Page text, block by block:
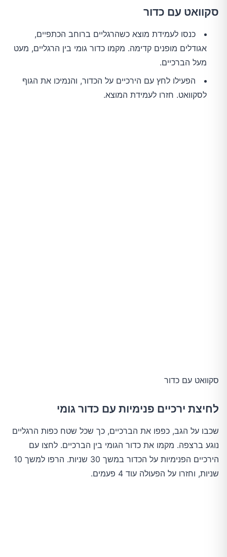
סקוואט עם כדור
כנסו לעמידת מוצא כשהרגליים ברוחב הכתפיים,
אגודלים מופנים קדימה. מקמו כדור גומי בין הרגליים, מעט
מעל הברכיים.
הפעילו לחץ עם הירכיים על הכדור, והנמיכו את הגוף
לסקוואט. חזרו לעמידת המוצא.
סקוואט עם כדור
לחיצת ירכיים פנימיות עם כדור גומי
שכבו על הגב, כפפו את הברכיים, כך שכל שטח כפות הרגליים
נוגע ברצפה. מקמו את כדור הגומי בין הברכיים. לחצו עם
הירכיים הפנימיות על הכדור במשך 30 שניות. הרפו למשך 10
שניות, וחזרו על הפעולה עוד 4 פעמים.